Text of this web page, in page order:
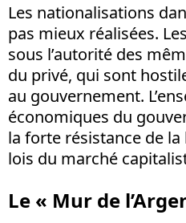
Les nationalisations
pas mieux réalisées.
sous l’autorité des
du privé, qui sont
au gouvernement.
économiques du
la forte résistance de
lois du marché
Le « Mur de